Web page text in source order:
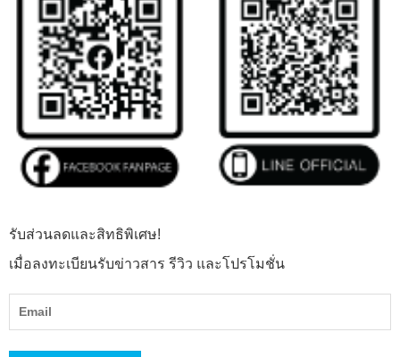
รับส่วนลดและสิทธิพิเศษ!
เมื่อลงทะเบียนรับข่าวสาร รีวิว และโปรโมชั่น